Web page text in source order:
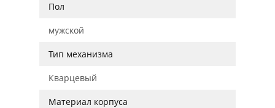
Пол
мужской
Тип механизма
Кварцевый
Материал корпуса